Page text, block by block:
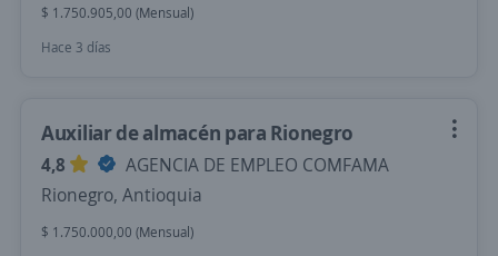
$ 1.750.905,00 (Mensual)
Hace 3 días
Auxiliar de almacén para Rionegro
4,8
AGENCIA DE EMPLEO COMFAMA
Rionegro, Antioquia
$ 1.750.000,00 (Mensual)